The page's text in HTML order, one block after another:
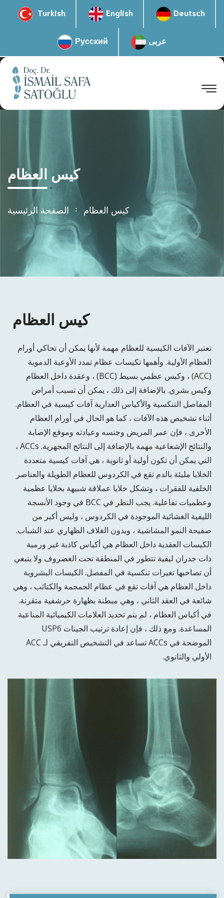
Turkish English Deutsch
Русский عربى
كيس العظام
الصفحة الرئيسية كيس العظام
كيس العظام
تعتبر الآفات الكيسية للعظام مهمة لأنها يمكن أن تحاكي أورام
العظام الأولية. وأهمها تكيسات عظام تمدد الأوعية الدموية
(ACC) ، وكيس عظمي بسيط (BCC) ، وعقدة داخل العظام
وكيس بشري. بالإضافة إلى ذلك ، يمكن أن تسبب أمراض
المفاصل التنكسية والأكياس العدارية آفات كيسية في العظام.
أثناء تشخيص هذه الآفات ، كما هو الحال في أورام العظام
الأخرى ، فإن عمر المريض وجنسه وعيادته وموقع الإصابة
والنتائج الإشعاعية مهمة بالإضافة إلى النتائج المجهرية. ACCs ،
التي يمكن أن تكون أولية أو ثانوية ، هي آفات كيسية متعددة
الخلايا مليئة بالدم تقع في الكردوس للعظام الطويلة والعناصر
الخلفية للفقرات ، وتشكل خلايا عملاقة شبيهة بخلايا عظمية
وعظميات تفاعلية. يجب النظر في BCC في وجود الأنسجة
الليفية الغشائية الموجودة في الكردوس ، وليس أكبر من
صفيحة النمو المشاشية ، وبدون الغلاف الظهاري عند الشباب.
الكيسات العقدية داخل العظام هي أكياس كاذبة غير ورمية
ذات جدران ليفية تتطور في المنطقة تحت الغضروف ولا ينبغي
أن تصاحبها تغيرات تنكسية في المفصل. الكيسات البشروية
داخل العظام هي آفات تقع في عظام الجمجمة والكتائب ، وهي
شائعة في العقد الثاني ، وهي مبطنة بظهارة حرشفية متقرنة.
في أكياس العظام ، لم يتم تحديد العلامات الكيميائية المناعية
المساعدة. ومع ذلك ، فإن إعادة ترتيب الجينات USP6
الموضحة في ACCs تساعد في التشخيص التفريقي لـ ACC
الأولي والثانوي.